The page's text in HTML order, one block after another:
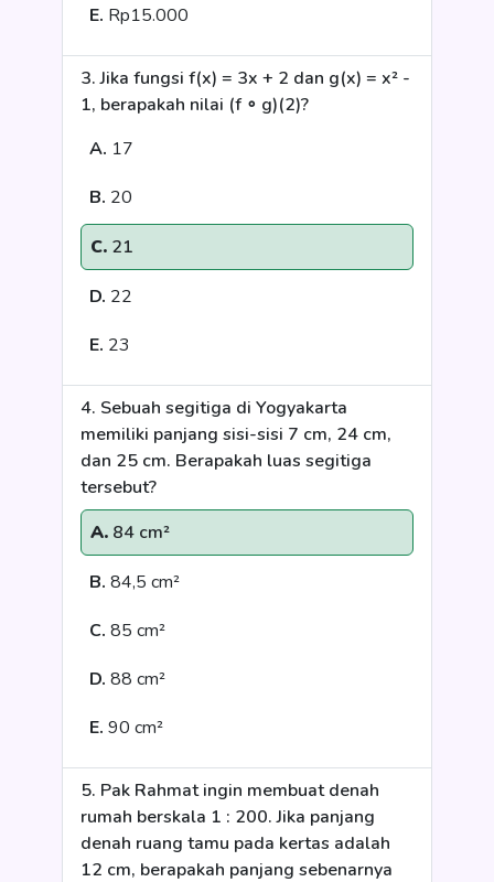
E. Rp15.000
3. Jika fungsi f(x) = 3x + 2 dan g(x) = x² -
1, berapakah nilai (f ∘ g)(2)?
A. 17
B. 20
C. 21
D. 22
E. 23
4. Sebuah segitiga di Yogyakarta
memiliki panjang sisi-sisi 7 cm, 24 cm,
dan 25 cm. Berapakah luas segitiga
tersebut?
A. 84 cm²
B. 84,5 cm²
C. 85 cm²
D. 88 cm²
E. 90 cm²
5. Pak Rahmat ingin membuat denah
rumah berskala 1 : 200. Jika panjang
denah ruang tamu pada kertas adalah
12 cm, berapakah panjang sebenarnya